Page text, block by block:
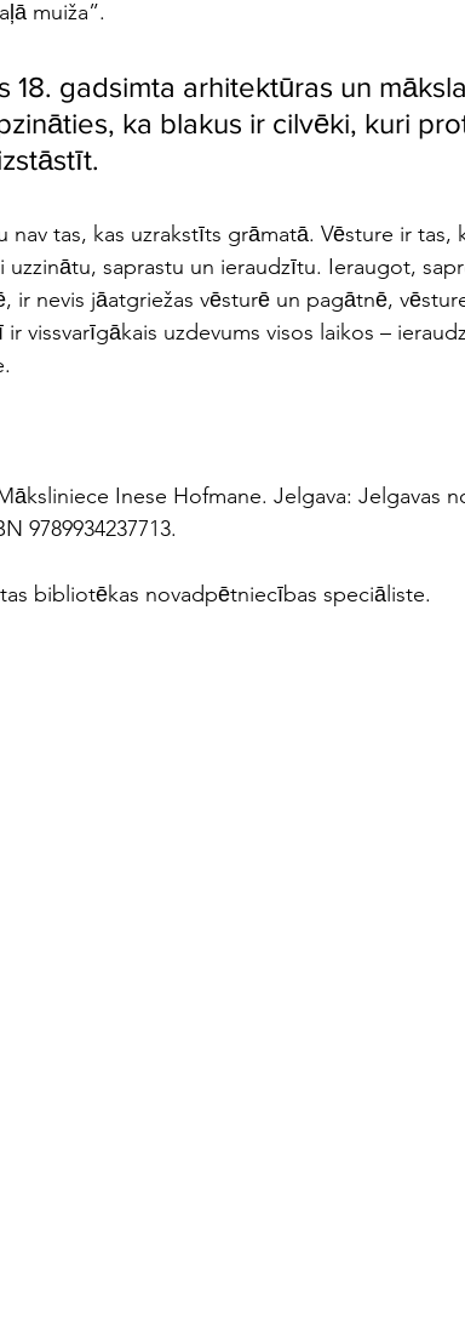
muiža”.
18. gadsimta arhitektūras un
ka blakus ir cilvēki, kuri
nav tas, kas uzrakstīts grāmatā. Vēsture ir tas,
uzzinātu, saprastu un ieraudzītu. Ieraugot,
ir nevis jāatgriežas vēsturē un pagātnē,
vissvarīgākais uzdevums visos laikos –
Inese Hofmane. Jelgava: Jelgavas
9789934237713.
bibliotēkas novadpētniecības speciāliste.